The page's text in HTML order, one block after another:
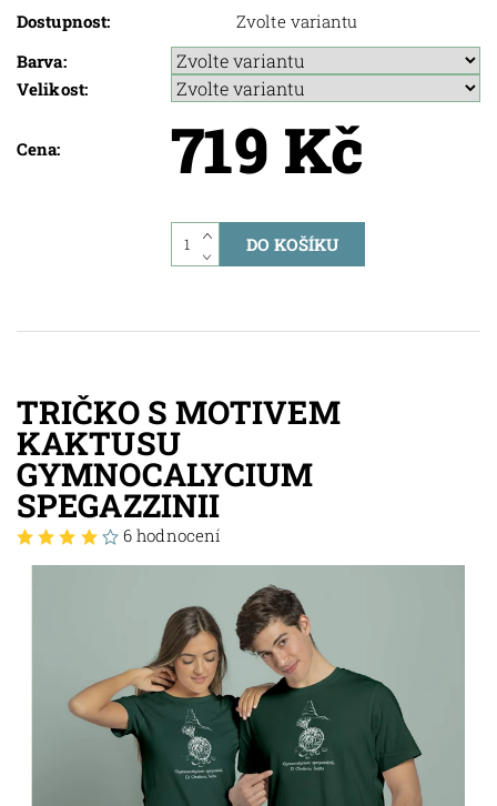
Dostupnost:
Zvolte variantu
Barva:
Velikost:
Cena: 719 Kč
TRIČKO S MOTIVEM
KAKTUSU
GYMNOCALYCIUM
SPEGAZZINII
6 hodnocení